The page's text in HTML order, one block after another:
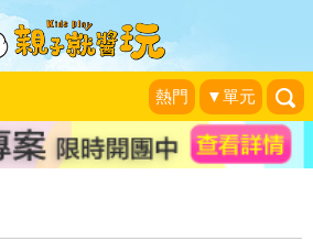
熱門 ▼單元
沐浴滿滿繡球花海中～
.美食❤|2019-05-29